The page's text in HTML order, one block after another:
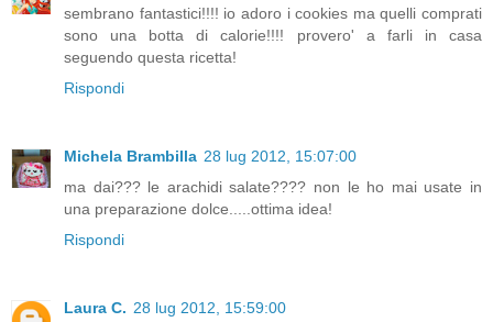
sembrano fantastici!!!! io adoro i cookies ma quelli comprati
sono una botta di calorie!!!! provero' a farli in casa
seguendo questa ricetta!
Rispondi
Michela Brambilla 28 lug 2012, 15:07:00
ma dai??? le arachidi salate???? non le ho mai usate in
una preparazione dolce.....ottima idea!
Rispondi
Laura C. 28 lug 2012, 15:59:00